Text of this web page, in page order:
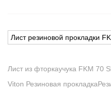
Лист резиновой прокладки
Лист из фторкаучука FKM 70
Viton Резиновая прокладка